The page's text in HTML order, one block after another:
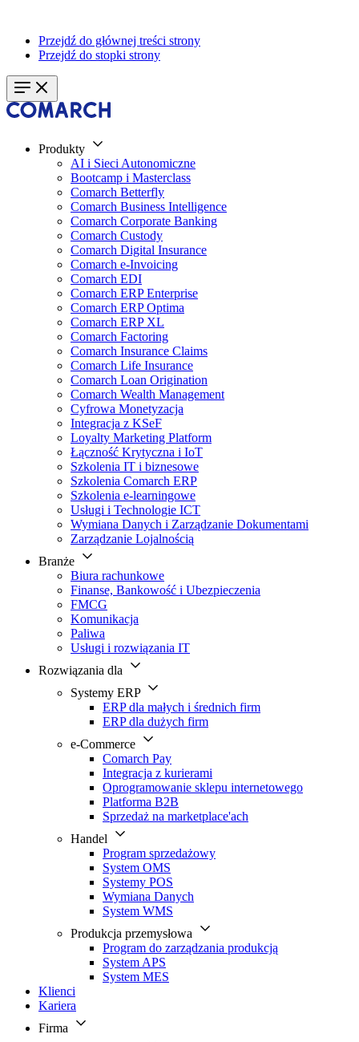
Przejdź do głównej treści strony
Przejdź do stopki strony
Produkty
AI i Sieci Autonomiczne
Bootcamp i Masterclass
Comarch Betterfly
Comarch Business Intelligence
Comarch Corporate Banking
Comarch Custody
Comarch Digital Insurance
Comarch e-Invoicing
Comarch EDI
Comarch ERP Enterprise
Comarch ERP Optima
Comarch ERP XL
Comarch Factoring
Comarch Insurance Claims
Comarch Life Insurance
Comarch Loan Origination
Comarch Wealth Management
Cyfrowa Monetyzacja
Integracja z KSeF
Loyalty Marketing Platform
Łączność Krytyczna i IoT
Szkolenia IT i biznesowe
Szkolenia Comarch ERP
Szkolenia e-learningowe
Usługi i Technologie ICT
Wymiana Danych i Zarządzanie Dokumentami
Zarządzanie Lojalnością
Branże
Biura rachunkowe
Finanse, Bankowość i Ubezpieczenia
FMCG
Komunikacja
Paliwa
Usługi i rozwiązania IT
Rozwiązania dla
Systemy ERP
ERP dla małych i średnich firm
ERP dla dużych firm
e-Commerce
Comarch Pay
Integracja z kurierami
Oprogramowanie sklepu internetowego
Platforma B2B
Sprzedaż na marketplace'ach
Handel
Program sprzedażowy
System OMS
Systemy POS
Wymiana Danych
System WMS
Produkcja przemysłowa
Program do zarządzania produkcją
System APS
System MES
Klienci
Kariera
Firma